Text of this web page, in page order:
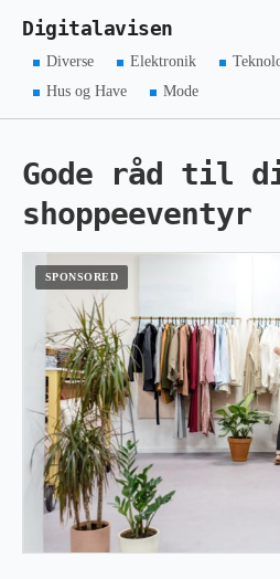
Digitalavisen
Diverse Elektronik
Hus og Have
Mode
Gode råd til
shoppeeventyr